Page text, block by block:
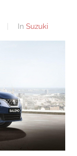
In Suzuki